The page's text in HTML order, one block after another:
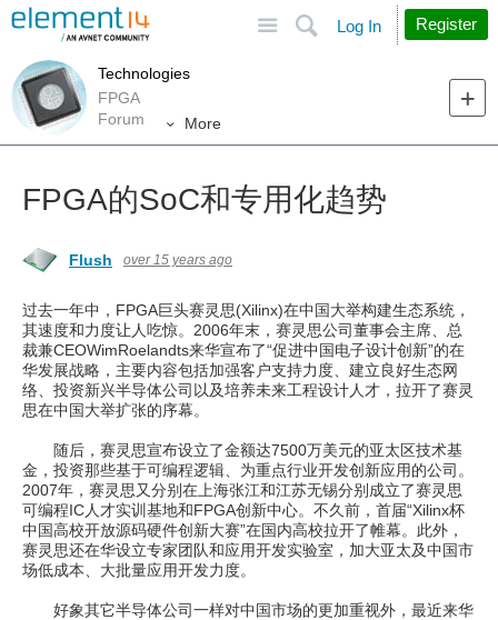
Search
Log In Register
Technologies
FPGA
Forum
More
FPGA的SoC和专用化趋势
Flush over 15 years ago
过去一年中，FPGA巨头赛灵思(Xilinx)在中国大举构建生态系统，
其速度和力度让人吃惊。2006年末，赛灵思公司董事会主席、总
裁兼CEOWimRoelandts来华宣布了“促进中国电子设计创新”的在
华发展战略，主要内容包括加强客户支持力度、建立良好生态网
络、投资新兴半导体公司以及培养未来工程设计人才，拉开了赛灵
思在中国大举扩张的序幕。
随后，赛灵思宣布设立了金额达7500万美元的亚太区技术基
金，投资那些基于可编程逻辑、为重点行业开发创新应用的公司。
2007年，赛灵思又分别在上海张江和江苏无锡分别成立了赛灵思
可编程IC人才实训基地和FPGA创新中心。不久前，首届“Xilinx杯
中国高校开放源码硬件创新大赛”在国内高校拉开了帷幕。此外，
赛灵思还在华设立专家团队和应用开发实验室，加大亚太及中国市
场低成本、大批量应用开发力度。
好象其它半导体公司一样对中国市场的更加重视外，最近来华